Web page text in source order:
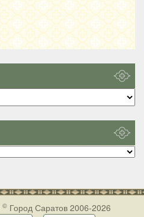
© Город Саратов 2006-2026